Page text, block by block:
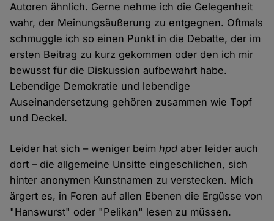
Autoren ähnlich. Gerne nehme ich die Gelegenheit
wahr, der Meinungsäußerung zu entgegnen. Oftmals
schmuggle ich so einen Punkt in die Debatte, der im
ersten Beitrag zu kurz gekommen oder den ich mir
bewusst für die Diskussion aufbewahrt habe.
Lebendige Demokratie und lebendige
Auseinandersetzung gehören zusammen wie Topf
und Deckel.
Leider hat sich – weniger beimhpd aber leider auch
dort – die allgemeine Unsitte eingeschlichen, sich
hinter anonymen Kunstnamen zu verstecken. Mich
ärgert es, in Foren auf allen Ebenen die Ergüsse von
"Hanswurst" oder "Pelikan" lesen zu müssen.